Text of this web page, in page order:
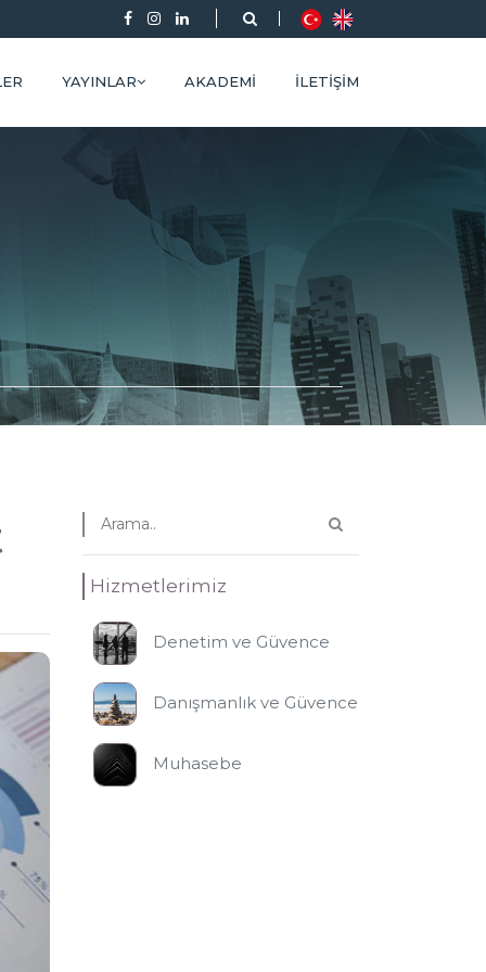
YAYINLAR AKADEMI İLETIŞIM
Hizmetlerimiz
Denetim ve Güvence
Danışmanlık ve Güvence
Muhasebe